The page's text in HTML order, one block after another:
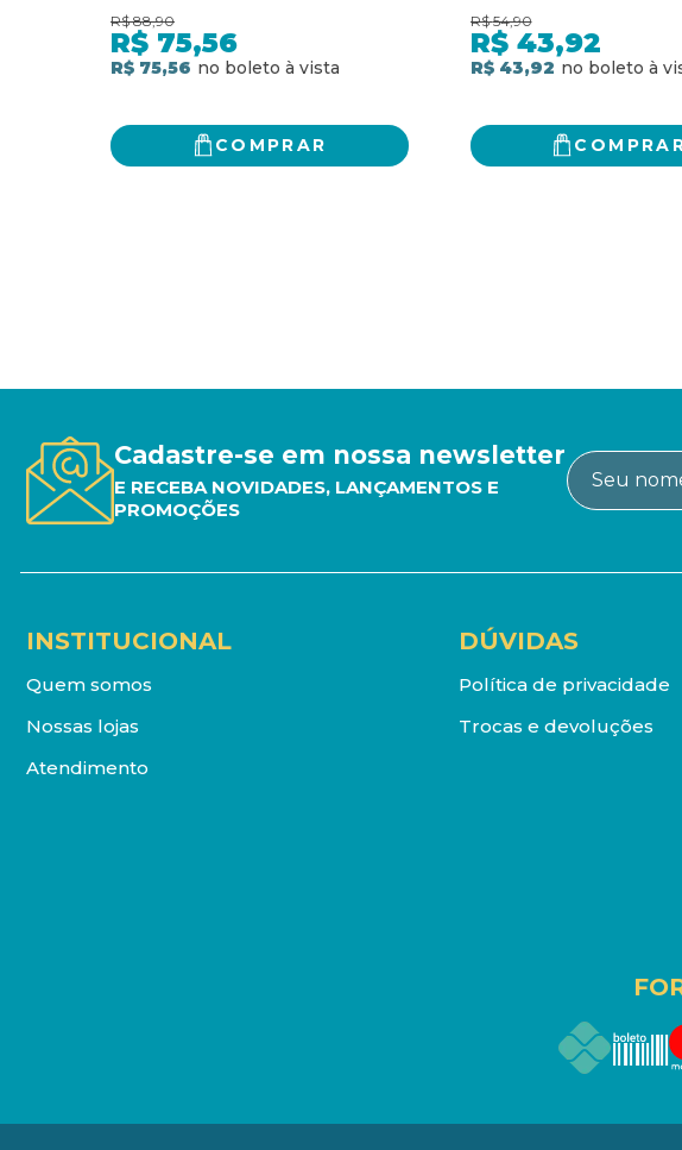
R$ 88,90
R$ 75,56
R$ 75,56
COMPRAR
R$ 54,90
R$ 43,92
R$ 43,92
Cadastre-se em nossa newsletter
E RECEBA NOVIDADES, LANÇAMENTOS E
PROMOÇÕES
INSTITUCIONAL
Quem somos
Nossas lojas
Atendimento
DÚVIDAS
Política de privacidade
Trocas e devoluções